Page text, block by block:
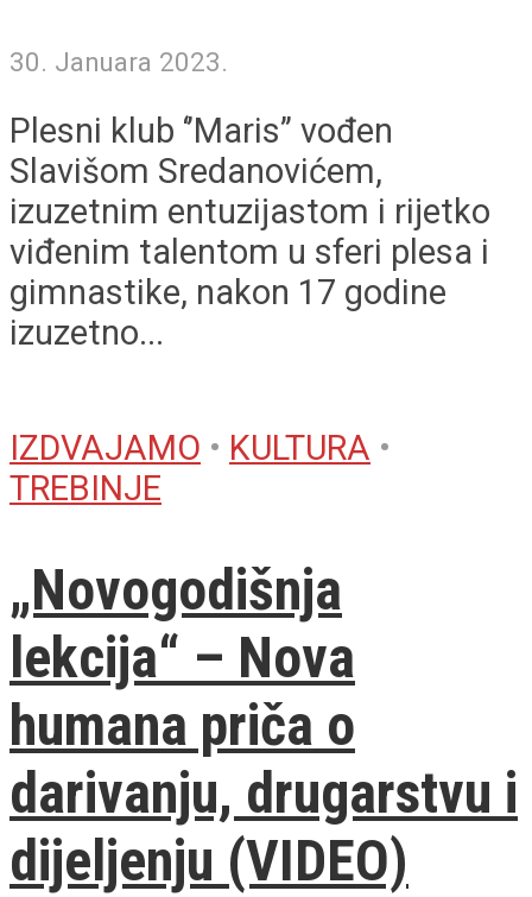
30. Januara 2023.
Plesni klub ‘’Maris’’ vođen
Slavišom Sredanovićem,
izuzetnim entuzijastom i rijetko
viđenim talentom u sferi plesa i
gimnastike, nakon 17 godine
izuzetno...
IZDVAJAMO • KULTURA •
TREBINJE
„Novogodišnja
lekcija“ – Nova
humana priča o
darivanju, drugarstvu i
dijeljenju (VIDEO)